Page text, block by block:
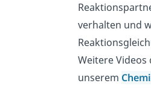
verhalten und
Weitere
unserem